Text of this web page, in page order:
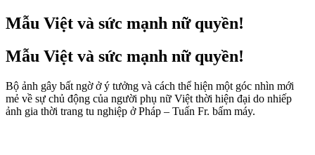
Mẫu Việt và sức mạnh nữ quyền!
Mẫu Việt và sức mạnh nữ quyền!
Bộ ảnh gây bất ngờ ở ý tưởng và cách thể hiện một góc nhìn mới
mẻ về sự chủ động của người phụ nữ Việt thời hiện đại do nhiếp
ảnh gia thời trang tu nghiệp ở Pháp – Tuấn Fr. bấm máy.